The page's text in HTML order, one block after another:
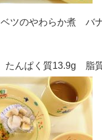
ツのやわらか煮 バ
たんぱく質13.9g 脂